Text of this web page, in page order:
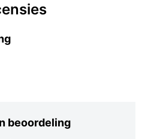
beoordeling